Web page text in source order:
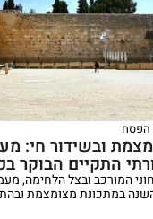
הפסח
ובשידור חי:
התקיים הבוקר
המורכב ובצל הלחימה,
במתכונת מצומצמת